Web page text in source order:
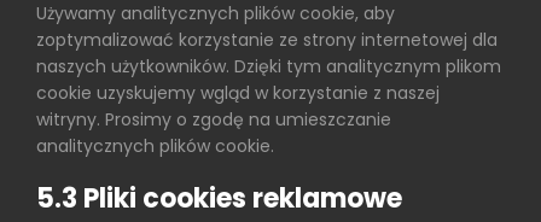
Używamy analitycznych plików cookie, aby
zoptymalizować korzystanie ze strony internetowej dla
naszych użytkowników. Dzięki tym analitycznym plikom
cookie uzyskujemy wgląd w korzystanie z naszej
witryny. Prosimy o zgodę na umieszczanie
analitycznych plików cookie.
5.3 Pliki cookies reklamowe